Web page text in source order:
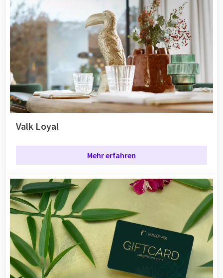
Valk Loyal
Mehr erfahren